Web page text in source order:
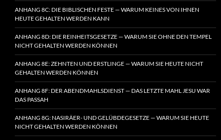
ANHANG 8C: DIE BIBLISCHEN FESTE — WARUM KEINES VON IHNEN
HEUTE GEHALTEN WERDEN KANN
ANHANG 8D: DIE REINHEITSGESETZE — WARUM SIE OHNE DEN TEMPEL
NICHT GEHALTEN WERDEN KÖNNEN
ANHANG 8E: ZEHNTEN UND ERSTLINGE — WARUM SIE HEUTE NICHT
GEHALTEN WERDEN KÖNNEN
ANHANG 8F: DER ABENDMAHLSDIENST — DAS LETZTE MAHL JESU WAR
DAS PASSAH
ANHANG 8G: NASIRÄER- UND GELÜBDEGESETZE — WARUM SIE HEUTE
NICHT GEHALTEN WERDEN KÖNNEN